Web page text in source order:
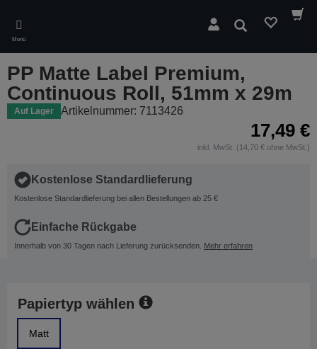
main
content
Menü
Suchen
PP Matte Label Premium,
Continuous Roll, 51mm x 29m
Auf Lager Artikelnummer: 7113426
17,49 €
inkl. MwSt. (14,70 € ohne MwSt.)
Kostenlose Standardlieferung
Kostenlose Standardlieferung bei allen Bestellungen ab 25 €
Einfache Rückgabe
Innerhalb von 30 Tagen nach Lieferung zurücksenden. Mehr erfahren
Papiertyp wählen
Matt